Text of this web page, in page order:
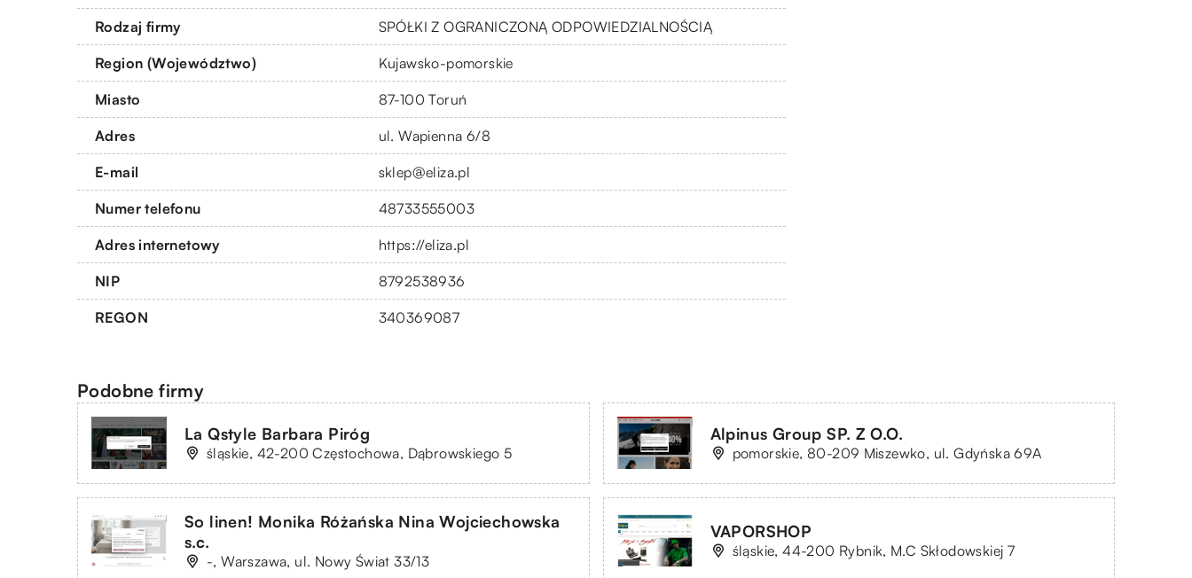
Rodzaj firmy SPÓŁKI Z OGRANICZONĄ ODPOWIEDZIALNOŚCIĄ
Region (Województwo) Kujawsko-pomorskie
Miasto 87-100 Toruń
Adres ul. Wapienna 6/8
E-mail sklep@eliza.pl
Numer telefonu 48733555003
Adres internetowy https://eliza.pl
NIP 8792538936
REGON 340369087
Podobne firmy
La Qstyle Barbara Piróg
śląskie, 42-200 Częstochowa, Dąbrowskiego 5
Alpinus Group SP. Z O.O.
pomorskie, 80-209 Miszewko, ul. Gdyńska 69A
So linen! Monika Różańska Nina Wojciechowska
s.c.
-, Warszawa, ul. Nowy Świat 33/13
VAPORSHOP
śląskie, 44-200 Rybnik, M.C Skłodowskiej 7